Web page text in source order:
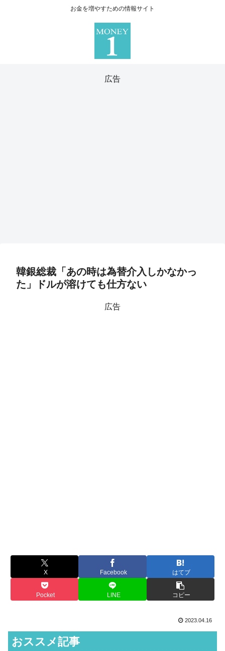
お金を増やすための情報サイト
広告
韓銀総裁「あの時は為替介入しかなかっ
た」ドルが溶けても仕方ない
広告
X Facebook はてブ
Pocket LINE コピー
2023.04.16
おススメ記事